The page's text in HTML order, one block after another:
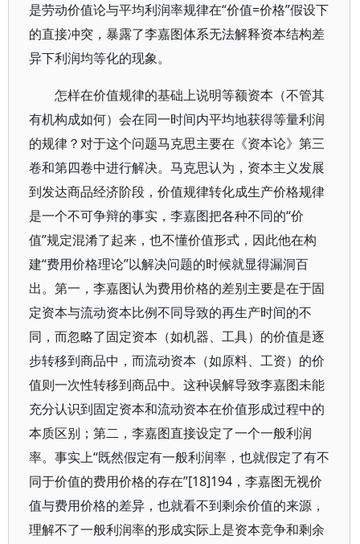
是劳动价值论与平均利润率规律在“价值=价格”假设下
的直接冲突，暴露了李嘉图体系无法解释资本结构差
异下利润均等化的现象。
怎样在价值规律的基础上说明等额资本（不管其
有机构成如何）会在同一时间内平均地获得等量利润
的规律？对于这个问题马克思主要在《资本论》第三
卷和第四卷中进行解决。马克思认为，资本主义发展
到发达商品经济阶段，价值规律转化成生产价格规律
是一个不可争辩的事实，李嘉图把各种不同的“价
值”规定混淆了起来，也不懂价值形式，因此他在构
建“费用价格理论”以解决问题的时候就显得漏洞百
出。第一，李嘉图认为费用价格的差别主要是在于固
定资本与流动资本比例不同导致的再生产时间的不
同，而忽略了固定资本（如机器、工具）的价值是逐
步转移到商品中，而流动资本（如原料、工资）的价
值则一次性转移到商品中。这种误解导致李嘉图未能
充分认识到固定资本和流动资本在价值形成过程中的
本质区别；第二，李嘉图直接设定了一个一般利润
率。事实上“既然假定有一般利润率，也就假定了有不
同于价值的费用价格的存在”[18]194，李嘉图无视价
值与费用价格的差异，也就看不到剩余价值的来源，
理解不了一般利润率的形成实际上是资本竞争和剩余